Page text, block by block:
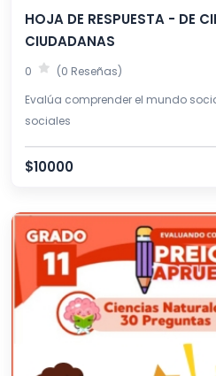
HOJA DE RESPUESTA - DE
CIUDADANAS
0 (0 Reseñas)
Evalúa comprender el mundo
sociales
$10000